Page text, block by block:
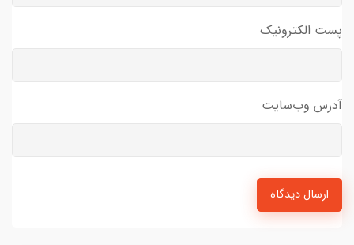
پست الکترونیک
آدرس وب‌سایت
ارسال دیدگاه